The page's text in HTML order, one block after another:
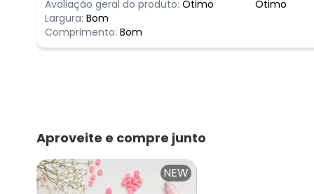
Avaliação geral do produto: Ótimo
Largura: Bom
Comprimento: Bom
Ótimo
Aproveite e compre junto
NEW